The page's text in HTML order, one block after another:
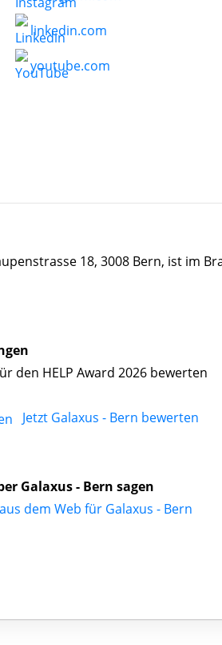
linkedin.com
youtube.com
18, 3008 Bern, ist im
den HELP Award 2026 bewerten
Jetzt Galaxus - Bern bewerten
Galaxus - Bern sagen
dem Web für Galaxus - Bern